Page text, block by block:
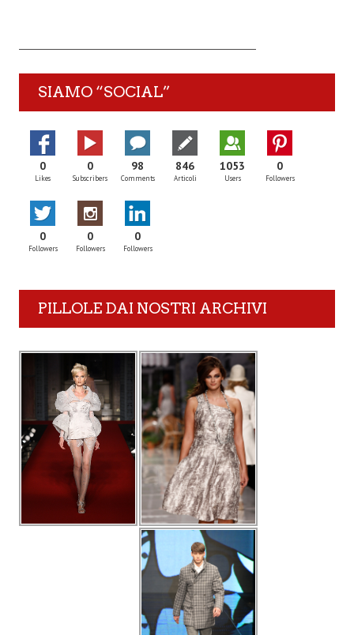
SIAMO “SOCIAL”
0
Likes
0
Subscribers
98
Comments
846
Articoli
1053
Users
0
Followers
0
Followers
0
Followers
0
Followers
PILLOLE DAI NOSTRI ARCHIVI